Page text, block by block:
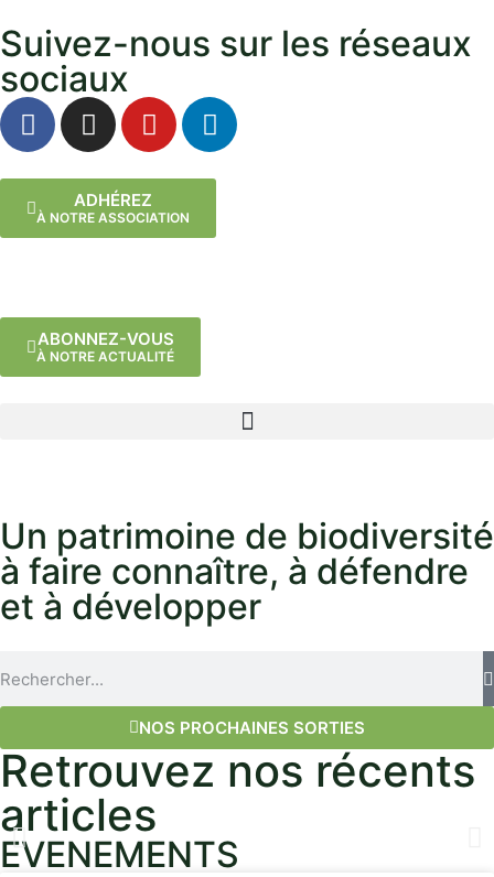
Suivez-nous sur les réseaux
sociaux
ADHÉREZ
À NOTRE ASSOCIATION
ABONNEZ-VOUS
À NOTRE ACTUALITÉ
Un patrimoine de biodiversité
à faire connaître, à défendre
et à développer
NOS PROCHAINES SORTIES
Retrouvez nos récents
articles
EVENEMENTS